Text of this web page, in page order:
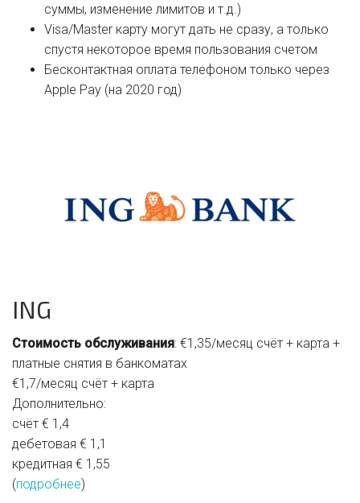
суммы, изменение лимитов и т.д.)
Visa/Master карту могут дать не сразу, а только
спустя некоторое время пользования счетом
Бесконтактная оплата телефоном только через
Apple Pay (на 2020 год)
ING
Стоимость обслуживания: €1,35/месяц счёт + карта +
платные снятия в банкоматах
€1,7/месяц счёт + карта
Дополнительно:
счёт € 1,4
дебетовая € 1,1
кредитная € 1,55
(подробнее)